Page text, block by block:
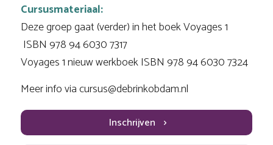
Cursusmateriaal:
Deze groep gaat (verder) in het boek Voyages 1
ISBN 978 94 6030 7317
Voyages 1 nieuw werkboek ISBN 978 94 6030 7324
Meer info via cursus@debrinkobdam.nl
Inschrijven